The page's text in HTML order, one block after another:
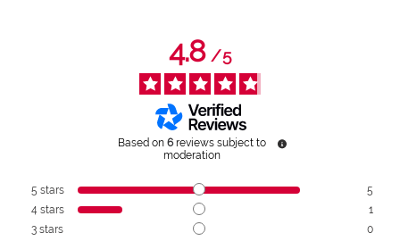
4.8/5
Based on 6 reviews subject to
moderation
5 stars
5
4 stars
1
3 stars
0